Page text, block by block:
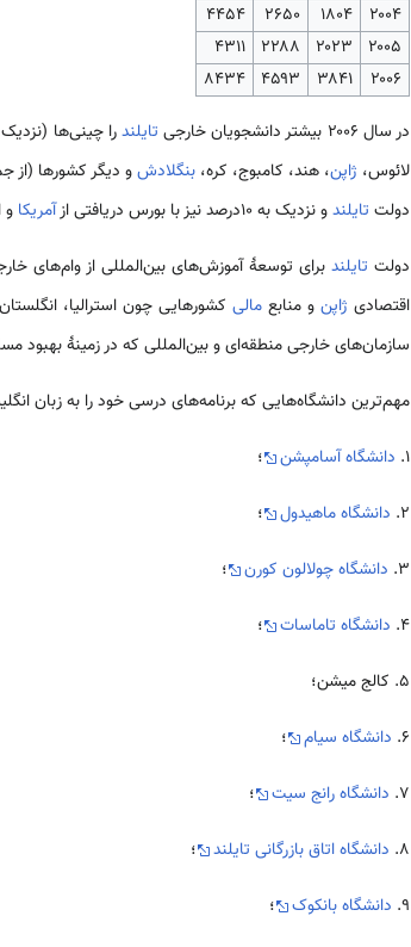
۲۰۰۴
۱۸۰۴ ۲۶۵۰
۴۴۵۴
۲۰۰۵
۲۰۲۳ ۲۲۸۸
۴۳۱۱
۲۰۰۶
۳۸۴۱ ۴۵۹۳
۸۴۳۴
در سال ۲۰۰۶ بیشتر دانشجویان خارجی
تایلندرا چینی‌ها (نزدیک به ۴۰ درصد)، تشکیل می‌دادند؛ پس از چینی‌ها، به ترتیب اتباع
لائوس، ژاپن، هند، کامبوج، کره، بنگلادش
دولت تایلندو نزدیک به ۱۰درصد نیز با بورس دریافتی از آمریکا و
دولت تایلند برای توسعهٔ آموزش‌های بین‌المللی از وام‌های
اقتصادی ژاپن و منابعمالی کشورهایی چون استرالیا،
سازمان‌های خارجی منطقه‌ای و بین‌المللی که در زمینهٔ بهبود
مهم‌ترین دانشگاه‌هایی که برنامه‌های درسی خود را به زبان
۱. دانشگاه آسامپشن ؛
۲. دانشگاه ماهیدول ؛
۳. دانشگاه چولالون کورن ؛
۴. دانشگاه تاماسات ؛
۵. کالج میشن؛
۶. دانشگاه سیام ؛
۷. دانشگاه رانج سیت ؛
۸. دانشگاه اتاق بازرگانی تایلند ؛
9. دانشگاه بانکوک ؛